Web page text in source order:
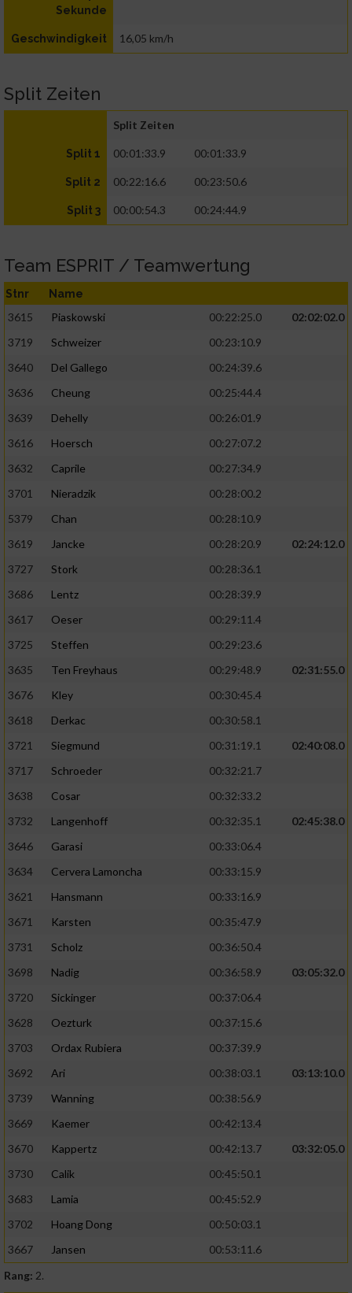
Sekunde
Geschwindigkeit 16,05 km/h
Split Zeiten
Split Zeiten
Split 1 00:01:33.9 00:01:33.9
Split 2 00:22:16.6 00:23:50.6
Split 3 00:00:54.3 00:24:44.9
Team ESPRIT / Teamwertung
Stnr Name
3615 Piaskowski 00:22:25.0
02:02:02.0
3719
Schweizer
00:23:10.9
3640
Del Gallego
00:24:39.6
3636
Cheung
00:25:44.4
3639
Dehelly
00:26:01.9
3616
Hoersch
00:27:07.2
3632
Caprile
00:27:34.9
3701
Nieradzik
00:28:00.2
5379
Chan
00:28:10.9
3619
Jancke 00:28:20.9
02:24:12.0
3727
Stork
00:28:36.1
3686
Lentz
00:28:39.9
3617
Oeser
00:29:11.4
3725
Steffen
00:29:23.6
3635
Ten Freyhaus 00:29:48.9
02:31:55.0
3676
Kley
00:30:45.4
3618
Derkac
00:30:58.1
3721
Siegmund 00:31:19.1
02:40:08.0
3717
Schroeder
00:32:21.7
3638
Cosar
00:32:33.2
3732
Langenhoff 00:32:35.1
02:45:38.0
3646
Garasi
00:33:06.4
3634
Cervera Lamoncha
00:33:15.9
3621
Hansmann
00:33:16.9
3671
Karsten
00:35:47.9
3731
Scholz
00:36:50.4
3698
Nadig 00:36:58.9
03:05:32.0
3720
Sickinger
00:37:06.4
3628
Oezturk
00:37:15.6
3703
Ordax Rubiera
00:37:39.9
3692
Ari 00:38:03.1
03:13:10.0
3739
Wanning
00:38:56.9
3669
Kaemer
00:42:13.4
3670
Kappertz 00:42:13.7
03:32:05.0
3730
Calik
00:45:50.1
3683
Lamia
00:45:52.9
3702
Hoang Dong
00:50:03.1
3667
Jansen
00:53:11.6
Rang: 2.